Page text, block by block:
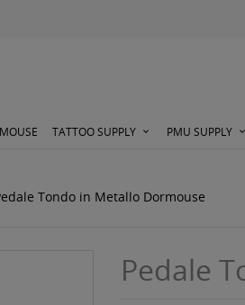
TATTOO SUPPLY PMU SUPPLY
Tondo in Metallo Dormouse
Pedale